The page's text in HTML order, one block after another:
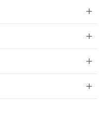
されている法人を
社基準）
含有を証明する
ル酸エステル類４
までの期間は出
ることから備考
ました。
在庫切替を完了